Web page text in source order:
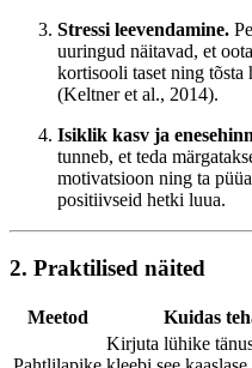
Stressi leevendamine.
uuringud näitavad, et
kortisooli taset ning tõsta
(Keltner et al., 2014).
Isiklik kasv ja
tunneb, et teda
motivatsioon ning ta
positiivseid hetki luua.
2. Praktilised näited
Meetod Kuidas
Kirjuta lühike